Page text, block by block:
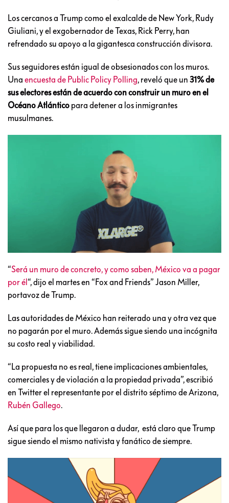
Los cercanos a Trump como el exalcalde de New York, Rudy
Giuliani, y el exgobernador de Texas, Rick Perry, han
refrendado su apoyo a la gigantesca construcción divisora.
Sus seguidores están igual de obsesionados con los muros.
Una encuesta de Public Policy Polling, reveló que un 31% de
sus electores están de acuerdo con construir un muro en el
Océano Atlántico para detener a los inmigrantes
musulmanes.
“Será un muro de concreto, y como saben, México va a pagar
por él “, dijo el martes en “Fox and Friends” Jason Miller,
portavoz de Trump.
Las autoridades de México han reiterado una y otra vez que
no pagarán por el muro. Además sigue siendo una incógnita
su costo real y viabilidad.
“La propuesta no es real, tiene implicaciones ambientales,
comerciales y de violación a la propiedad privada”, escribió
en Twitter el representante por el distrito séptimo de Arizona,
Rubén Gallego.
Así que para los que llegaron a dudar, está claro que Trump
sigue siendo el mismo nativista y fanático de siempre.